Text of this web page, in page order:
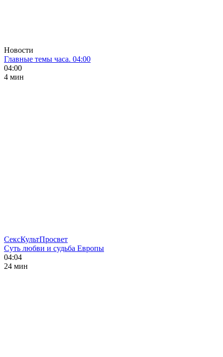
Новости
Главные темы часа. 04:00
04:00
4 мин
СексКультПросвет
Суть любви и судьба Европы
04:04
24 мин